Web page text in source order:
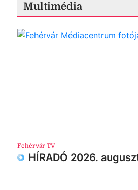
Multimédia
Fehérvár TV
HÍRADÓ 2026.